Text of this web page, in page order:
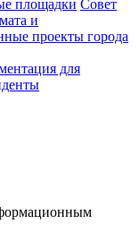
площадки Совет
и
проекты города
для